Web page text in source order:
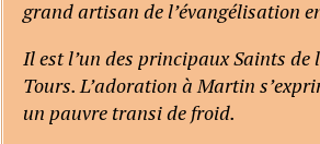
grand artisan de l’évangélisation
Il est l’un des principaux Saints de
Tours. L’adoration à Martin
un pauvre transi de froid.